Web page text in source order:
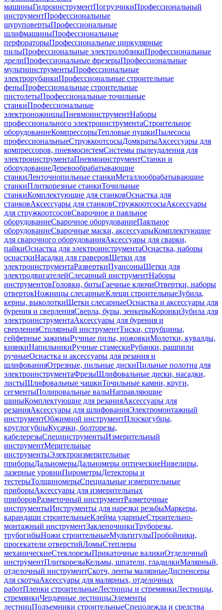
машиныГидроинструментПогрузчикиПрофессиональный
инструментПрофессиональные
шуруповертыПрофессиональные
шлифмашиныПрофессиональные
перфораторыПрофессиональные циркулярные
пилыПрофессиональные электролобзикиПрофессиональные
дрелиПрофессиональные фрезерыПрофессиональные
мультиинструментыПрофессиональные
электрорубанкиПрофессиональные строительные
феныПрофессиональные строительные
пистолетыПрофессиональные точильные
станкиПрофессиональные
электроножницыПневмоинструментНаборы
профессионального электроинструментаСтроительное
оборудованиеКомпрессорыТепловые пушкиПылесосы
профессиональныеСтружкоотсосыДомкратыАксессуары для
компрессоров, пневмосистемСистемы пылеудаления для
электроинструментаПневмоинструментСтанки и
оборудованиеДеревообрабатывающие
станкиЛенточнопильные станкиМеталлообрабатывающие
станкиПлиткорезные станкиТочильные
станкиКомплектующие для станковОснастка для
станковАксессуары для станковСтружкоотсосыАксессуары
для стружкоотсосовСварочное и паяльное
оборудованиеСварочное оборудованиеПаяльное
оборудованиеСварочные маски, аксессуарыКомплектующие
для сварочного оборудованияАксессуары для сварки,
пайкиОснастка для электроинструментаОснастка, наборы
оснасткиНасадки для граверовЩетки для
электроинструментаРазверткиПуансоныЩетки для
электродвигателейСлесарный инструментНаборы
инструментовГоловки, битыГаечные ключиОтвертки, наборы
отвертокНожницы слесарныеКлещи строительныеЗубила,
керны, выколоткиЩетки слесарныеОснастка и аксессуары для
бурения и сверленияСверла, буры, зенкерыКоронкиЗубила для
электроинструментаАксессуары для бурения и
сверленияСтолярный инструментТиски, струбцины,
гейферные зажимыРучные пилы, ножовкиМолотки, кувалды,
киянкиНапильникиРучные стамескиРубанки, рашпили
ручныеОснастка и аксессуары для резания и
шлифованияОтрезные, пильные дискиПильные полотна для
электроинструментаФрезыШлифовальные диски, насадки,
листыШлифовальные чашкиТочильные камни, круги,
сегментыПолировальные валыНаправляющие
шиныКомплектующие для резанияАксессуары для
резанияАксессуары для шлифованияЭлектромонтажный
инструментОбжимной инструментПлоскогубцы,
круглогубцыКусачки, болторезы,
кабелерезыСпецинструментыИзмерительный
инструментМерительные
инструментыЭлектроизмерительные
приборыДальномерыДальномеры оптическиеНивелиры,
лазерные уровниПирометрыДетекторы и
тестерыТолщиномерыСпециальные измерительные
приборыАксессуары для измерительных
приборовРазметочный инструментРазметочные
инструментыИнструменты для нарезки резьбыМаркеры,
карандаши строительныеКлейма ударныеСтроительно-
монтажный инструментЗаклепочникиТруборезы,
трубогибыНожи строительныеМультитулыПробойники,
просекатели отверстийЛомыСтеплеры
механическиеСтеклорезыПрикаточные валикиОтделочный
инструментПлиткорезыКельмы, шпатели, гладилкиМалярный,
отделочный инструментСкотч, ленты малярныеДиспенсеры
для скотчаАксессуары для малярных, отделочных
работПленки строительныеЛестницы и стремянкиЛестницы,
стремянкиЧердачные лестницыЭлементы
лестницПодъемники строительныеСпецодежда и средства